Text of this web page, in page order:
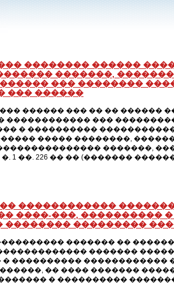
�������� ������
�������,
��� ��������
��� ������
������ ��� �� �� ������
��� ���������
� ����������
����� ��������,
�������,
��. 226 �� �� (�������
������������
����-���, ����������
���������
������� ��
�������
���������� ������������
�� ���� �������
� ����������